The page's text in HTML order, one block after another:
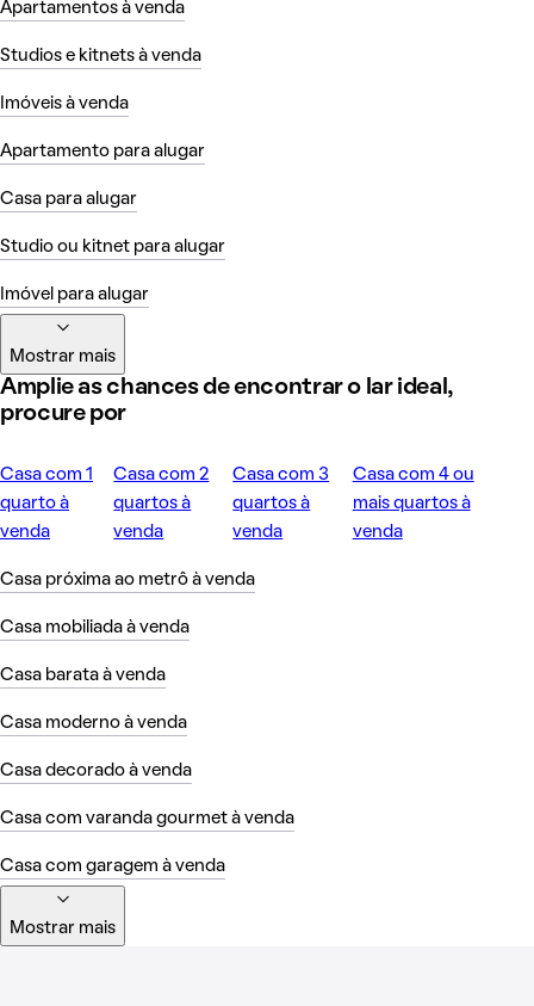
Apartamentos à venda
Studios e kitnets à venda
Imóveis à venda
Apartamento para alugar
Casa para alugar
Studio ou kitnet para alugar
Imóvel para alugar
Mostrar mais
Amplie as chances de encontrar o lar ideal,
procure por
Casa com 1
quarto à
venda
Casa com 2
quartos à
venda
Casa com 3
quartos à
venda
Casa com 4 ou
mais quartos à
venda
Casa próxima ao metrô à venda
Casa mobiliada à venda
Casa barata à venda
Casa moderno à venda
Casa decorado à venda
Casa com varanda gourmet à venda
Casa com garagem à venda
Mostrar mais